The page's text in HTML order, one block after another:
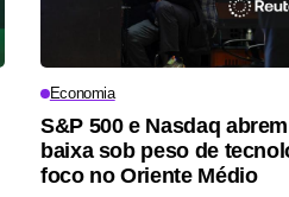
Economia
S&P 500 e Nasdaq
baixa sob peso de
foco no Oriente Médio